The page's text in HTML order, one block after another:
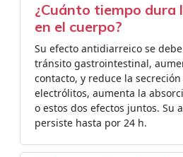
¿Cuánto tiempo dura
en el cuerpo?
Su efecto antidiarreico se
tránsito gastrointestinal,
contacto, y reduce la
electrólitos, aumenta la
o estos dos efectos juntos. Su
persiste hasta por 24 h.